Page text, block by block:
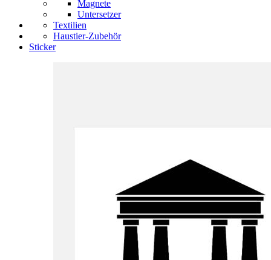
Magnete
Untersetzer
Textilien
Haustier-Zubehör
Sticker